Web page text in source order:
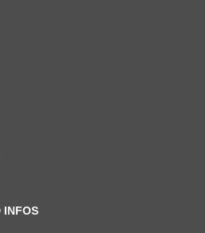
INFOS